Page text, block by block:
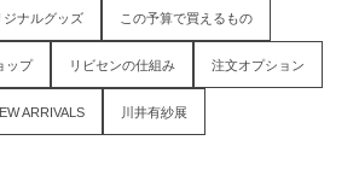
ジナルグッズ この予算で買えるもの
ップ リビセンの仕組み 注文オプション
ARRIVALS 川井有紗展